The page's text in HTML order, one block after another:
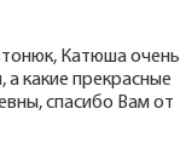
Катюша очень
какие прекрасные
спасибо Вам от